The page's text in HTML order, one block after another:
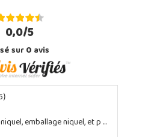
0,0/5
sur0avis
)
emballage niquel, et p ...